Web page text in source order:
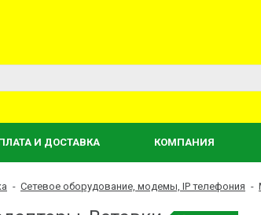
И ДОСТАВКА КОМПАНИЯ
- Сетевое оборудование, модемы, IP телефония -